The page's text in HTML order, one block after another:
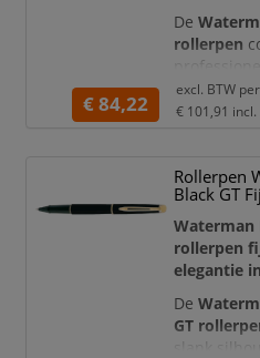
De
rollerpen
verfijnde
rollerball.
glanzende
afwerking.
stijlvoll
€ 84,22
excl. BTW per
€ 101,91 incl.
Rollerpen
Black GT
Waterman
rollerpen
elegantie
De
GT